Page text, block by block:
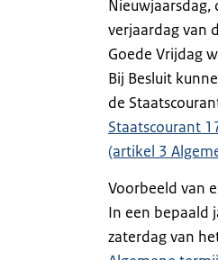
Nieuwjaarsdag,
verjaardag van
Goede Vrijdag
Bij Besluit
de
Staatscourant
(artikel 3
Voorbeeld van
In een bepaald
zaterdag van